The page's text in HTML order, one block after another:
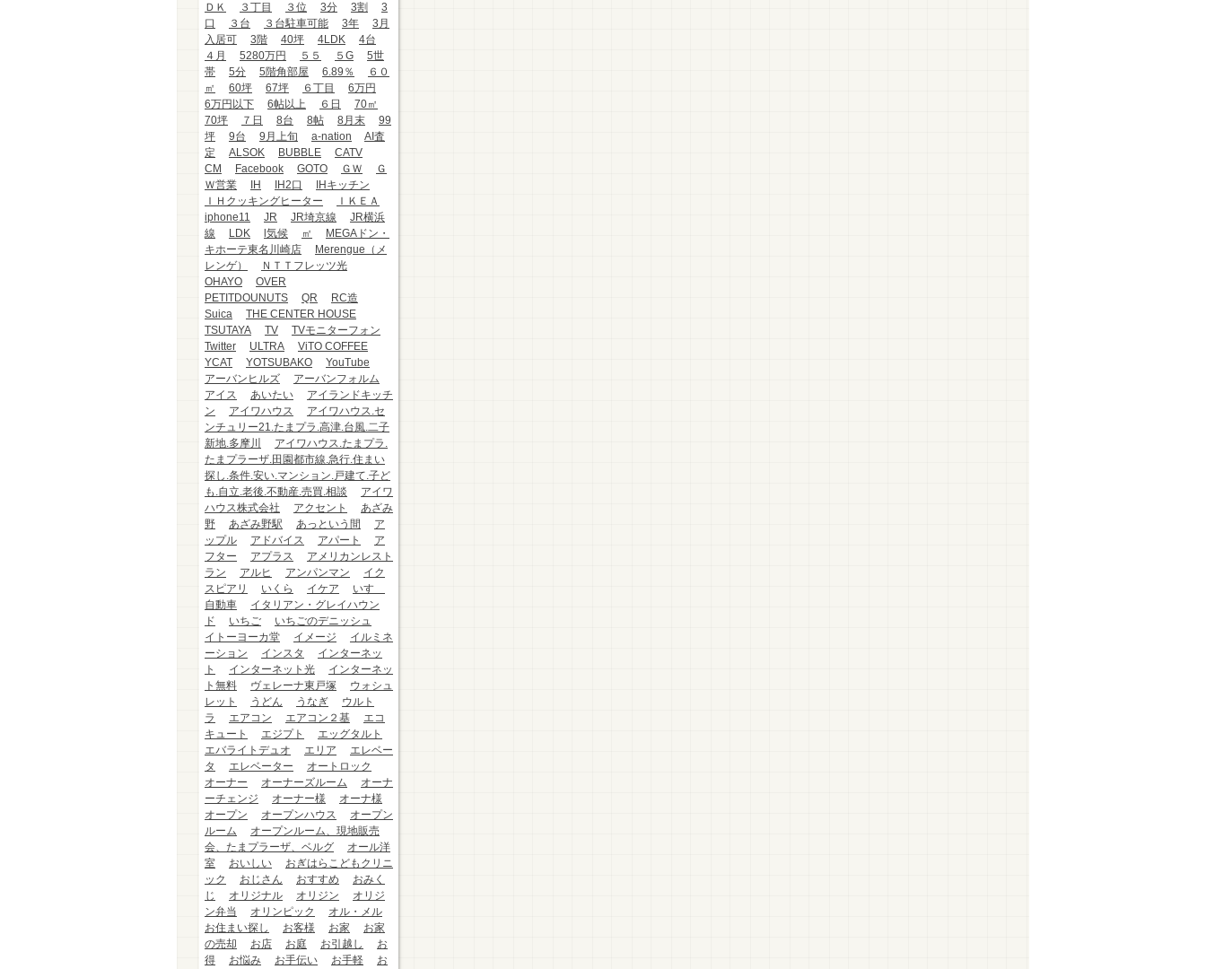
ＤＫ
３丁目 ３位 3分 3割
3
口
３台 ３台駐車可能 3年
3月
入居可
3階 40坪 4LDK
4台
４月
5280万円 ５５ ５G
5世
帯
5分 5階角部屋 6.89％
６０
㎡
60坪 67坪 ６丁目
6万円
6万円以下
6帖以上 ６日
70㎡
70坪
７日 8台 8帖 8月末
99
坪
9台 9月上旬 a-nation
AI査
定
ALSOK BUBBLE
CATV
CM
Facebook GOTO ＧＷ
Ｇ
Ｗ営業
IH IH2口
IHキッチン
ＩＨクッキングヒーター
ＩＫＥＡ
iphone11
JR JR埼京線
JR横浜
線
LDK l気候 ㎡
MEGAドン・
キホーテ東名川崎店
Merengue（メ
レンゲ）
ＮＴＴフレッツ光
OHAYO
OVER
PETITDOUNUTS
QR
RC造
Suica
THE CENTER HOUSE
TSUTAYA
TV
TVモニターフォン
Twitter
ULTRA
ViTO COFFEE
YCAT
YOTSUBAKO
YouTube
アーバンヒルズ
アーバンフォルム
アイス
あいたい
アイランドキッチ
ン
アイワハウス
アイワハウス.セ
ンチュリー21.たまプラ.高津.台風.二子
新地.多摩川
アイワハウス.たまプラ.
たまプラーザ.田園都市線.急行.住まい
探し.条件.安い.マンション.戸建て.子ど
も.自立.老後.不動産.売買.相談
アイワ
ハウス株式会社
アクセント
あざみ
野
あざみ野駅 あっという間
ア
ップル
アドバイス アパート
ア
フター
アプラス
アメリカンレスト
ラン
アルヒ アンパンマン
イク
スピアリ
いくら イケア
いすゞ
自動車
イタリアン・グレイハウン
ド
いちご
いちごのデニッシュ
イトーヨーカ堂
イメージ
イルミネ
ーション
インスタ
インターネッ
ト
インターネット光
インターネッ
ト無料
ヴェレーナ東戸塚
ウォシュ
レット
うどん うなぎ
ウルト
ラ
エアコン エアコン２基
エコ
キュート
エジプト
エッグタルト
エバライトデュオ
エリア
エレベー
タ
エレベーター
オートロック
オーナー
オーナーズルーム
オーナ
ーチェンジ
オーナー様
オーナ様
オープン
オープンハウス
オープン
ルーム
オープンルーム、現地販売
会、たまプラーザ、ベルグ
オール洋
室
おいしい
おぎはらこどもクリニ
ック
おじさん おすすめ
おみく
じ
オリジナル オリジン
オリジ
ン弁当
オリンピック
オル・メル
お住まい探し
お客様 お家
お家
の売却
お店 お庭 お引越し
お
得
お悩み お手伝い お手軽
お